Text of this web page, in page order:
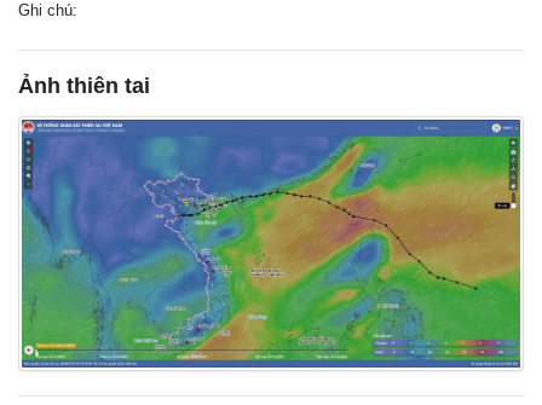
Ghi chú:
Ảnh thiên tai